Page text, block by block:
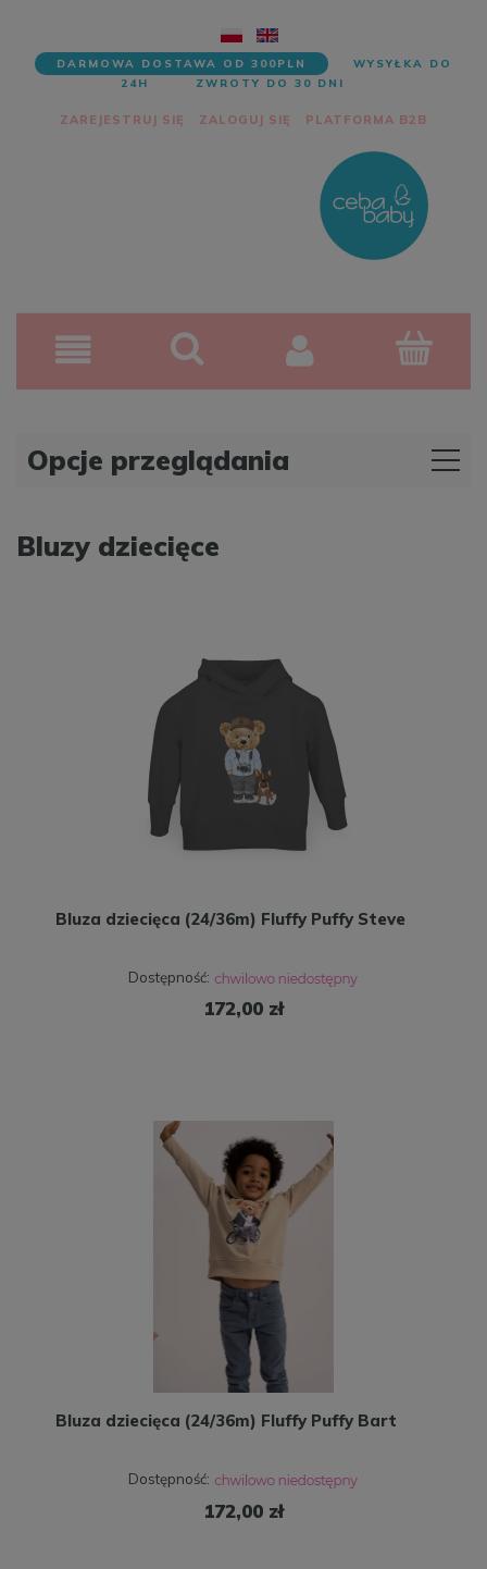
DARMOWA DOSTAWA OD 300PLN
WYSYŁKA DO
24H
ZWROTY DO 30 DNI
ZAREJESTRUJ SIĘ ZALOGUJ SIĘ PLATFORMA B2B
Opcje przeglądania
Bluzy dziecięce
Bluza dziecięca (24/36m) Fluffy Puffy Steve
Dostępność:
172,00 zł
Bluza dziecięca (24/36m) Fluffy Puffy Bart
Dostępność:
172,00 zł